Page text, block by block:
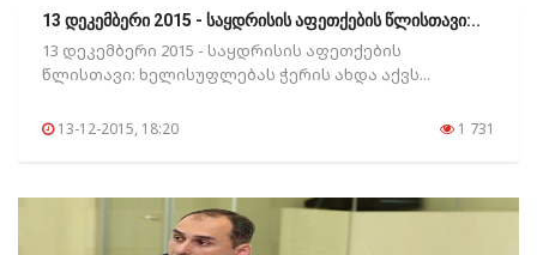
13 დეკემბერი 2015 - საყდრისის აფეთქების წლისთავი:..
13 დეკემბერი 2015 - საყდრისის აფეთქების
წლისთავი: ხელისუფლებას ჭერის ახდა აქვს...
13-12-2015, 18:20 1 731